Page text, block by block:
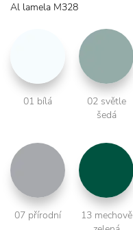
Al lamela M328
01 bílá
02 světle
šedá
07 přírodní
13 mechově